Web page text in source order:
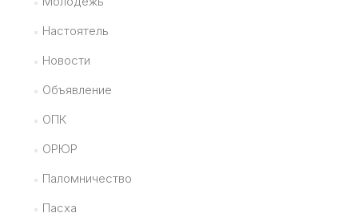
Настоятель
Новости
Объявление
ОПК
ОРЮР
Паломничество
Пасха